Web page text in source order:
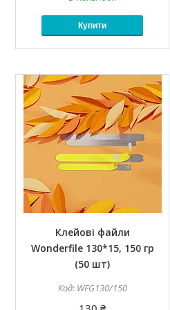
Купити
Клейові файли
Wonderfile 130*15, 150 гр
(50 шт)
WFG130/150